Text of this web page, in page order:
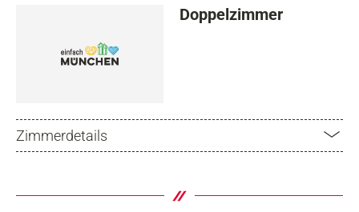
Doppelzimmer
Zimmerdetails